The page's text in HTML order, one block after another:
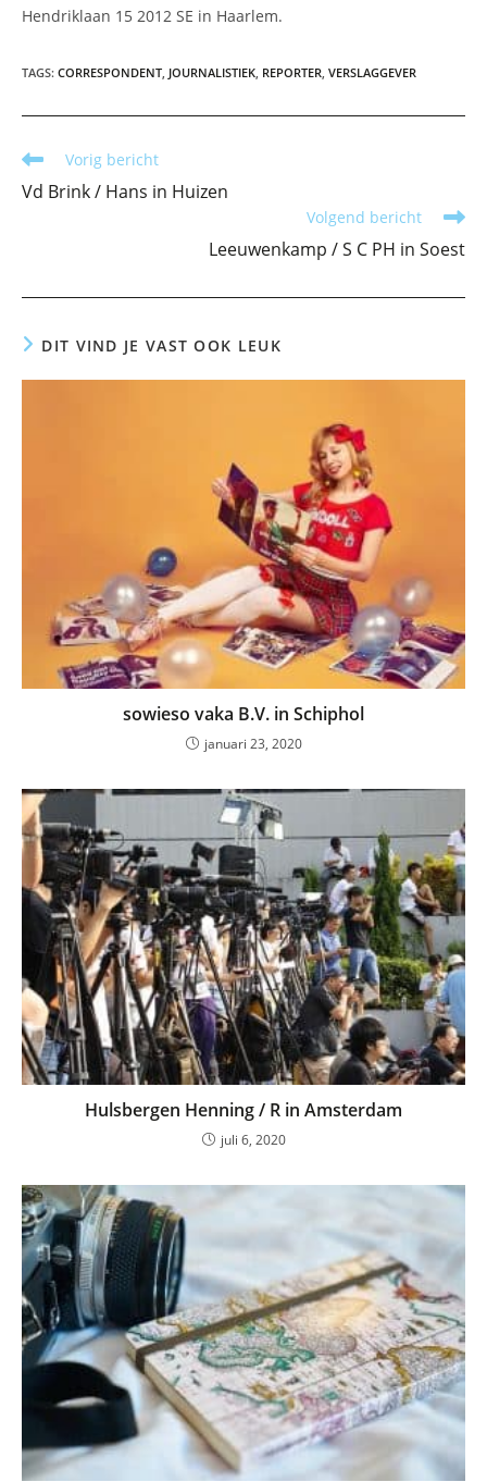
Hendriklaan 15 2012 SE in Haarlem.
TAGS: CORRESPONDENT JOURNALISTIEK REPORTER VERSLAGGEVER
Lees
meer
artikelen
Vorig bericht
Vd Brink / Hans in Huizen
Volgend bericht
Leeuwenkamp / S C PH in Soest
DIT VIND JE VAST OOK LEUK
sowieso vaka B.V. in Schiphol
januari 23, 2020
Hulsbergen Henning / R in Amsterdam
juli 6, 2020